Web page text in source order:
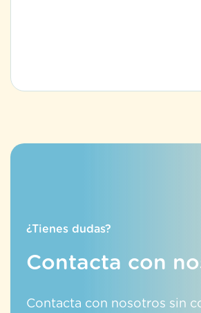
¿Tienes dudas?
Contacta con
Contacta con nosotros sin